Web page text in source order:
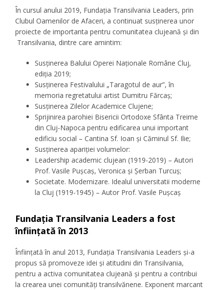
În cursul anului 2019, Fundația Transilvania Leaders, prin
Clubul Oamenilor de Afaceri, a continuat susținerea unor
proiecte de importanta pentru comunitatea clujeană și din
Transilvania, dintre care amintim:
Susținerea Balului Operei Naționale Române Cluj,
ediția 2019;
Susținerea Festivalului „Taragotul de aur”, în
memoria regretatului artist Dumitru Fărcaș;
Susținerea Zilelor Academice Clujene;
Sprijinirea parohiei Bisericii Ortodoxe Sfânta Treime
din Cluj-Napoca pentru edificarea unui important
edificiu social – Cantina Sf. Ioan și Căminul Sf. Ilie;
Susținerea apariției volumelor:
Leadership academic clujean (1919-2019) – Autori
Prof. Vasile Pușcaș, Veronica și Șerban Turcuș;
Societate. Modernizare. Idealul universitatii moderne
la Cluj (1919-1945) – Autor Prof. Vasile Pușcaș
Fundația Transilvania Leaders a fost
înființată în 2013
Înființată în anul 2013, Fundația Transilvania Leaders și-a
propus să promoveze idei și atitudini din Transilvania,
pentru a activa comunitatea clujeană și pentru a contribui
la crearea unei comunități transilvănene. Exponent marcant